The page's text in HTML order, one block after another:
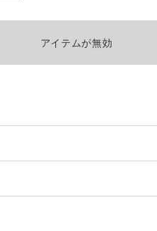
アイテムが無効